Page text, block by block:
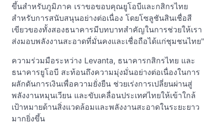
ขึ้นสำหรับภูมิภาค เราขอขอบคุณยูโอบีและกสิกรไทย
สำหรับการสนับสนุนอย่างต่อเนื่อง โดยโซลูชันสินเชื่อสี
เขียวของทั้งสองธนาคารมีบทบาทสำคัญในการช่วยให้เรา
ส่งมอบพลังงานสะอาดที่มั่นคงและเชื่อถือได้แก่ชุมชนไทย"
ความร่วมมือระหว่าง Levanta, ธนาคารกสิกรไทย และ
ธนาคารยูโอบี สะท้อนถึงความมุ่งมั่นอย่างต่อเนื่องในการ
ผลักดันการเงินเพื่อความยั่งยืน ช่วยเร่งการเปลี่ยนผ่านสู่
พลังงานหมุนเวียน และขับเคลื่อนประเทศไทยให้เข้าใกล้
เป้าหมายด้านสิ่งแวดล้อมและพลังงานสะอาดในระยะยาว
มากยิ่งขึ้น